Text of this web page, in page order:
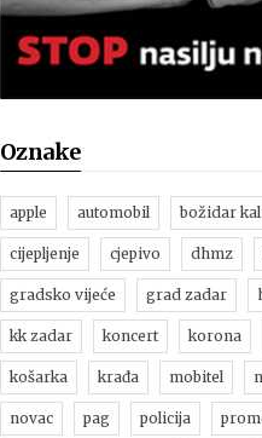
Oznake
apple automobil božidar
cijepljenje cjepivo dhmz
gradsko vijeće grad zadar
kk zadar koncert korona
košarka krađa mobitel
novac pag policija